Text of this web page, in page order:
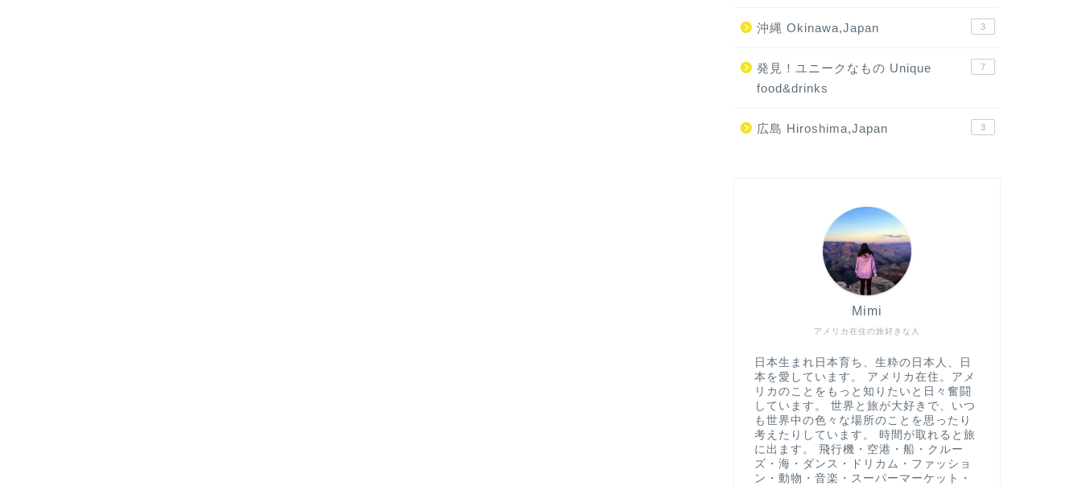
沖縄 Okinawa,Japan 3
発見！ユニークなもの Unique
food&drinks
7
広島 Hiroshima,Japan 3
アメリカ在住の旅好きな人
Mimi
日本生まれ日本育ち、生粋の日本人、日
本を愛しています。 アメリカ在住。アメ
リカのことをもっと知りたいと日々奮闘
しています。 世界と旅が大好きで、いつ
も世界中の色々な場所のことを思ったり
考えたりしています。 時間が取れると旅
に出ます。 飛行機・空港・船・クルー
ズ・海・ダンス・ドリカム・ファッショ
ン・動物・音楽・スーパーマーケット・